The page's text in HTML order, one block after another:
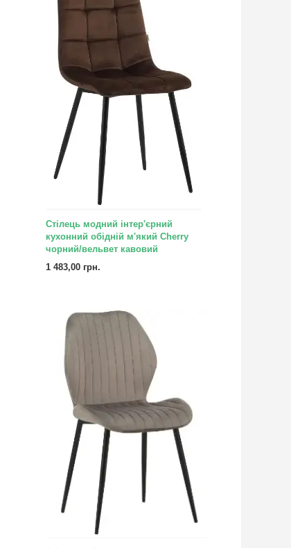
Стілець модний інтер'єрний
кухонний обідній м'який Cherry
чорний/вельвет кавовий
1 483,00 грн.